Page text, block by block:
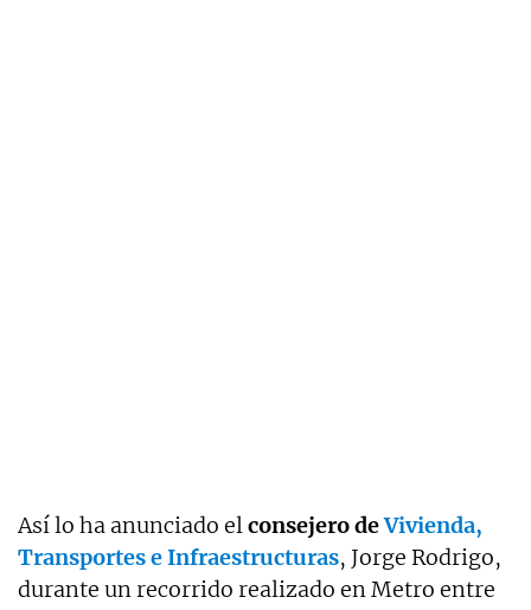
Así lo ha anunciado elconsejero deVivienda,
Transportes e Infraestructuras, Jorge Rodrigo,
durante un recorrido realizado en Metro entre